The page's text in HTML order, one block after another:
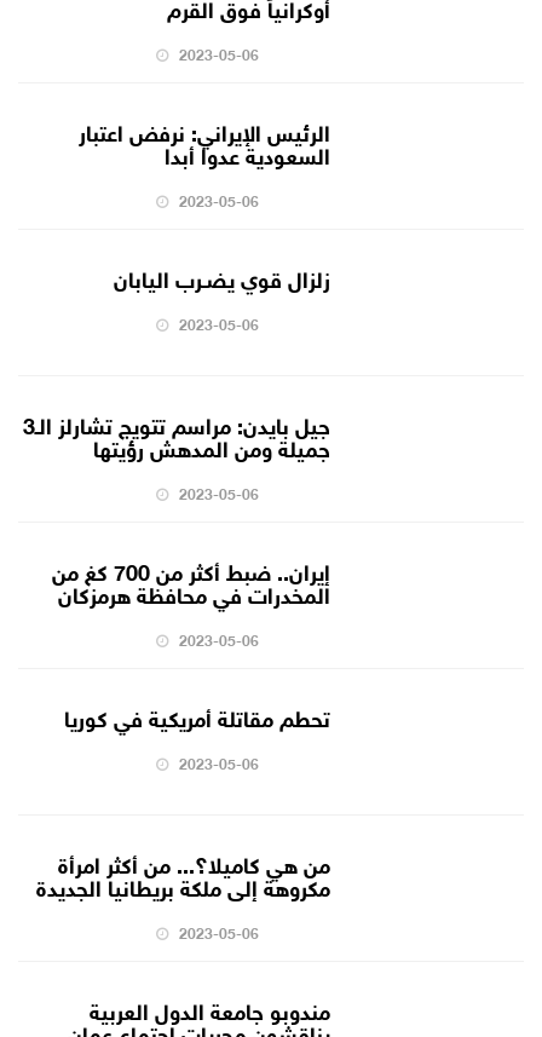
2023-05-06
الرئيس الإيراني: نرفض اعتبار
السعودية عدوا أبدا
2023-05-06
زلزال قوي يضـرب اليابان
2023-05-06
جيل بايدن: مراسم تتويج تشارلز الـ3
جميلة ومن المدهش رؤيتها
2023-05-06
إيران.. ضبط أكثر من 700 كغ من
المخدرات في محافظة هرمزكان
2023-05-06
تحطم مقاتلة أمريكية في كوريا
2023-05-06
من هي كاميلا؟... من أكثر امرأة
مكروهة إلى ملكة بريطانيا الجديدة
2023-05-06
مندوبو جامعة الدول العربية